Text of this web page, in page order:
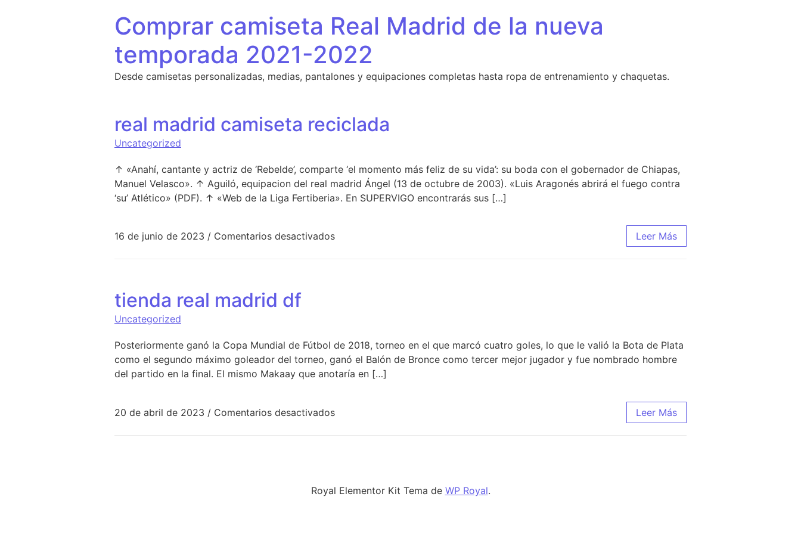
Comprar camiseta Real Madrid de la nueva
temporada 2021-2022
Desde camisetas personalizadas, medias, pantalones y equipaciones completas hasta ropa de entrenamiento y chaquetas.
real madrid camiseta reciclada
Uncategorized
↑ «Anahí, cantante y actriz de ‘Rebelde’, comparte ‘el momento más feliz de su vida’: su boda con el gobernador de Chiapas,
Manuel Velasco». ↑ Aguiló, equipacion del real madrid Ángel (13 de octubre de 2003). «Luis Aragonés abrirá el fuego contra
‘su’ Atlético» (PDF). ↑ «Web de la Liga Fertiberia». En SUPERVIGO encontrarás sus […]
16 de junio de 2023 / Comentarios desactivadosen real madrid camiseta reciclada Leer Más
tienda real madrid df
Uncategorized
Posteriormente ganó la Copa Mundial de Fútbol de 2018, torneo en el que marcó cuatro goles, lo que le valió la Bota de Plata
como el segundo máximo goleador del torneo, ganó el Balón de Bronce como tercer mejor jugador y fue nombrado hombre
del partido en la final. El mismo Makaay que anotaría en […]
20 de abril de 2023 / Comentarios desactivadosen tienda real madrid df Leer Más
Royal Elementor Kit Tema de WP Royal.